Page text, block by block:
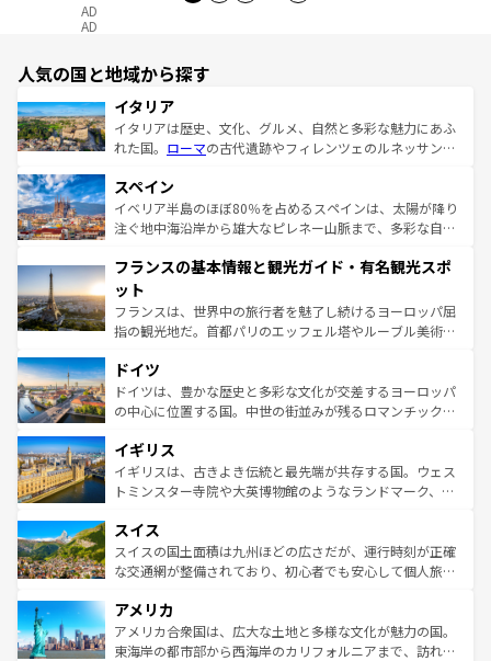
AD
AD
人気の国と地域から探す
イタリア
イタリアは歴史、文化、グルメ、自然と多彩な魅力にあふ
れた国。 ローマの古代遺跡やフィレンツェのルネッサンス
ろん、トスカーナの美しい田園風景やアマルフィ海岸の絶
景など、自然景観も見逃せない。観光の合間には、本場の
ピザやパスタなど、絶品のイタリア料理を堪能することも
ませてくれるイタリアで、忘れられない旅をしてみよう！
なお、新着のイタリア情報は
しい。
スペイン
イベリア半島のほぼ80％を占めるスペインは、太陽が降り
注ぐ地中海沿岸から雄大なピレネー山脈まで、多彩な自然
文化が根付くこの国では、情熱的なフラメンコ、熱気あふ
れる闘牛、そして美味しいタパスが生活の一部となってい
る。首都マドリードの洗練された雰囲気や、バルセロナの
アートに溢れた街角から、地方では古代ローマ遺跡や中世
せる。地方によって風土や気候が異なるスペインはその個
性で訪れる人を魅了する。 なお、新着のスペイン情報は コ
ンテンツ一覧を参照してほしい。
フランスの基本情報と観光ガイド・有名観光スポ
ット
フランスは、世界中の旅行者を魅了し続けるヨーロッパ屈
指の観光地だ。首都パリのエッフェル塔やルーブル美術館
で、幅広い魅力が詰まっている。華麗な宮殿、歴史的な大
聖堂、美しいビーチ、そして豊かな自然が、訪れる者を心
から魅了する。また、フランスは美食の国としても知ら
いる。シャンパンの発祥地であるランス、プロヴァンスの
香り高いラベンダー畑など、多彩な楽しみ方が可能だ。さ
らに、パリ以外の地域にも魅力が溢れており、どの街角に
れる地方に足を運ぶとそれぞれで全く異なる文化を体験で
きるだろう。 なお、新着のフランス情報はコンテンツ一覧
を参照してほしい。
ドイツ
ドイツは、豊かな歴史と多彩な文化が交差するヨーロッパ
の中心に位置する国。中世の街並みが残るロマンチック街
顔を持つこの国は、どこを歩いても飽きることがない。ベ
ルリンの文化的活気、バイエルン州のアルプスの絶景、そ
してライン川沿いのワイン畑といった風景は必見。ビール
は、お酒好きな人にはぜひ体験してほしい。 なお、新着の
ドイツ情報はコンテンツ一覧を参照してほしい。
イギリス
イギリスは、古きよき伝統と最先端が共存する国。ウェス
トミンスター寺院や大英博物館のようなランドマーク、歴
リアごとに異なる魅力がある。また、優雅なアフタヌーン
ティー、ビール好きにはたまらない英国パブ、サッカー観
戦など、本場だからこそできる体験も豊富。イギリスを旅
ンツ一覧を参照してほしい。
スイス
スイスの国土面積は九州ほどの広さだが、運行時刻が正確
な交通網が整備されており、初心者でも安心して個人旅行
の建物がそのまま残る町や、スイスならではのユニークな
博物館もあり、アルプス観光だけでなく町歩きも満喫する
ことができる。国民の所得が高いため物価も高いが、旅行
アメリカ
アメリカ合衆国は、広大な土地と多様な文化が魅力の国。
東海岸の都市部から西海岸のカリフォルニアまで、訪れる